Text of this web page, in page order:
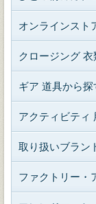
オンラインスト
クロージング
ギア 道具から探
アクティビティ
取り扱いブラン
ファクトリー・